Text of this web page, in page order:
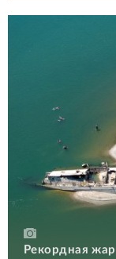
Рекордная